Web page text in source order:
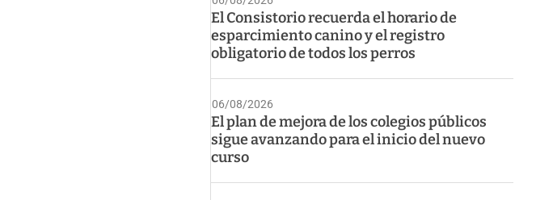
El Consistorio recuerda el horario de
esparcimiento canino y el registro
obligatorio de todos los perros
06/08/2026
El plan de mejora de los colegios públicos
sigue avanzando para el inicio del nuevo
curso